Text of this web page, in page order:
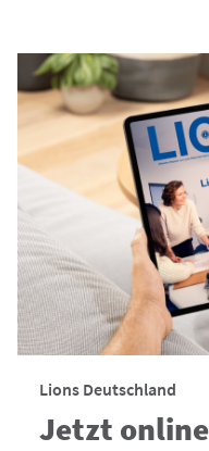
Lions Deutschland
Jetzt